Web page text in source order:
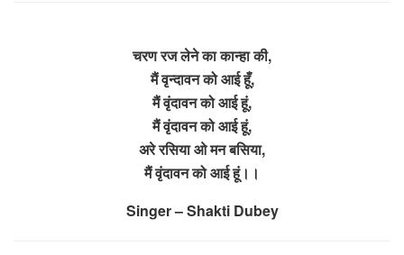
चरण रज लेने का कान्हा की,
मैं वृन्दावन को आई हूँ,
मैं वृंदावन को आई हूं,
मैं वृंदावन को आई हूं,
अरे रसिया ओ मन बसिया,
मैं वृंदावन को आई हूं।।
Singer – Shakti Dubey